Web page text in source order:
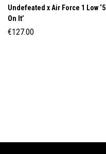
Undefeated x Air Force 1 Low ‘5
On It’
€127.00